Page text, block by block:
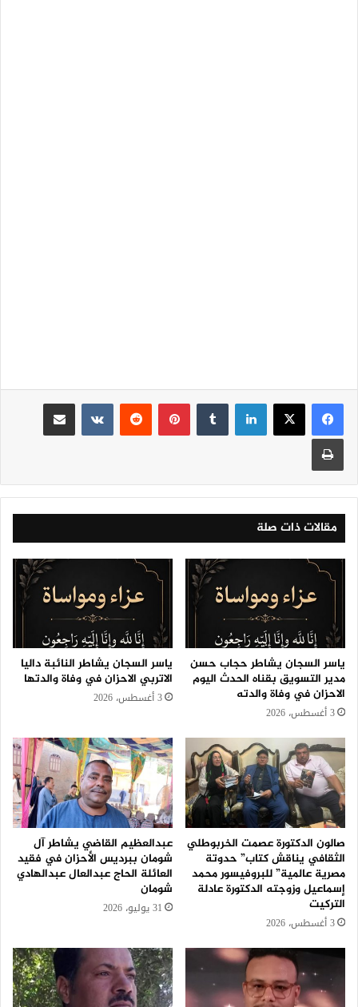
لينكدإن بينتيريست
مقالات ذات صلة
ياسر السجان يشاطر حجاب حسن
مدير التسويق بقناه الحدث اليوم
الاحزان في وفاة والدته
3 أغسطس، 2026
ياسر السجان يشاطر النائبة داليا
الاتربي الاحزان في وفاة والدتها
3 أغسطس، 2026
صالون الدكتورة عصمت الخربوطلي
الثقافي يناقش كتاب” حدوتة
مصرية عالمية” للبروفيسور محمد
إسماعيل وزوجته الدكتورة عادلة
التركيت
3 أغسطس، 2026
عبدالعظيم القاضي يشاطر آل
شومان ببرديس الأحزان في فقيد
العائلة الحاج عبدالعال عبدالهادي
شومان
31 يوليو، 2026